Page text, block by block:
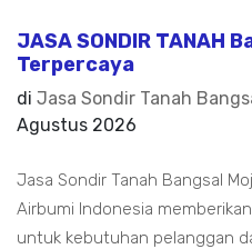
JASA SONDIR TANAH
Terpercaya
di Jasa Sondir Tanah
Agustus 2026
Jasa Sondir Tanah Bangsal
Airbumi Indonesia
untuk kebutuhan pelanggan